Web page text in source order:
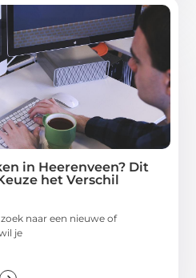
in Heerenveen? Dit
het Verschil
naar een nieuwe of
je